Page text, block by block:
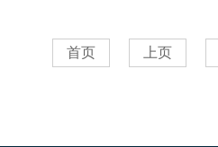
首页 上页